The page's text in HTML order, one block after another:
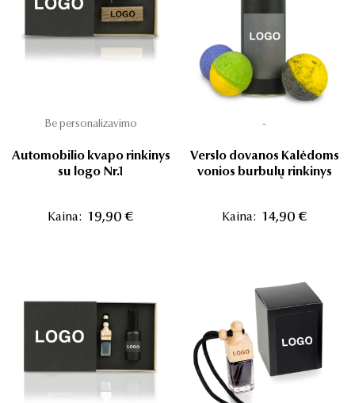
Be personalizavimo
Automobilio kvapo rinkinys
su logo Nr.1
Kaina: 19,90 €
-
Verslo dovanos Kalėdoms
vonios burbulų rinkinys
Kaina: 14,90 €